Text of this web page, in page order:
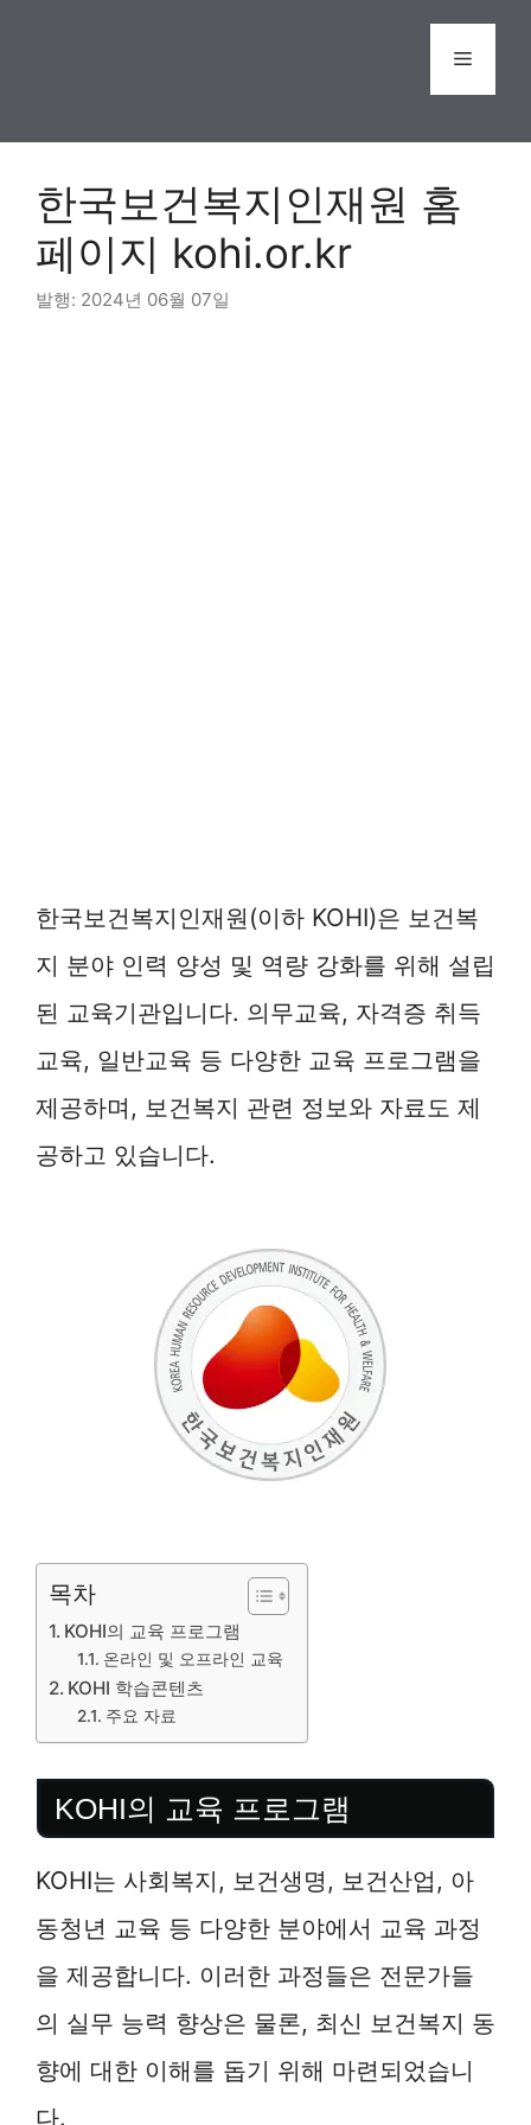
Menu
한국보건복지인재원 홈
페이지 kohi.or.kr
2024년 06월 07일
한국보건복지인재원(이하 KOHI)은 보건복
지 분야 인력 양성 및 역량 강화를 위해 설립
된 교육기관입니다. 의무교육, 자격증 취득
교육, 일반교육 등 다양한 교육 프로그램을
제공하며, 보건복지 관련 정보와 자료도 제
공하고 있습니다.
목차
KOHI의 교육 프로그램
온라인 및 오프라인 교육
KOHI 학습콘텐츠
주요 자료
KOHI의 교육 프로그램
KOHI는 사회복지, 보건생명, 보건산업, 아
동청년 교육 등 다양한 분야에서 교육 과정
을 제공합니다. 이러한 과정들은 전문가들
의 실무 능력 향상은 물론, 최신 보건복지 동
향에 대한 이해를 돕기 위해 마련되었습니
다.